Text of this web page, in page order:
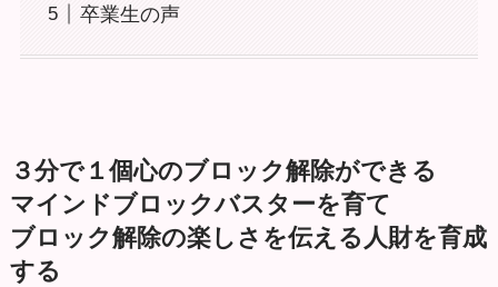
卒業生の声
３分で１個心のブロック解除ができる
マインドブロックバスターを育て
ブロック解除の楽しさを伝える人財を育成
する